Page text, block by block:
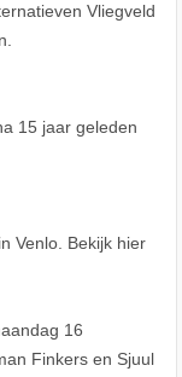
Vliegveld
15 jaar geleden
Venlo. Bekijk hier
16
Finkers en Sjuul